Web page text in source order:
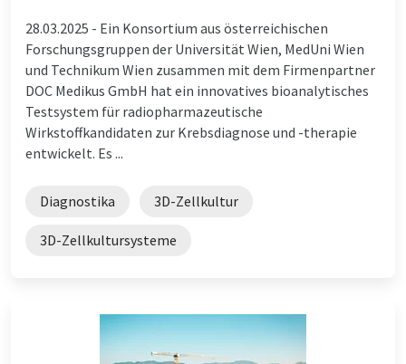
28.03.2025 - Ein Konsortium aus österreichischen
Forschungsgruppen der Universität Wien, MedUni Wien
und Technikum Wien zusammen mit dem Firmenpartner
DOC Medikus GmbH hat ein innovatives bioanalytisches
Testsystem für radiopharmazeutische
Wirkstoffkandidaten zur Krebsdiagnose und -therapie
entwickelt. Es ...
Diagnostika 3D-Zellkultur
3D-Zellkultursysteme